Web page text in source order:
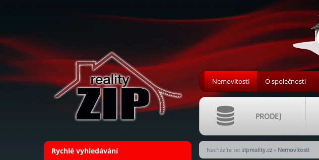
Nemovitosti O společnosti
PRODEJ
Rychlé vyhledávání Nacházíte se: zipreality.cz » Nemovitosti